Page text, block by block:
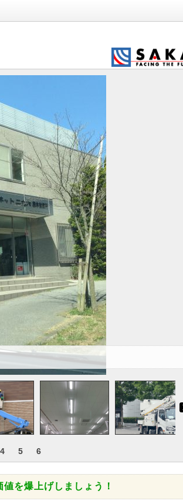
4 5 6
を爆上げしましょう！